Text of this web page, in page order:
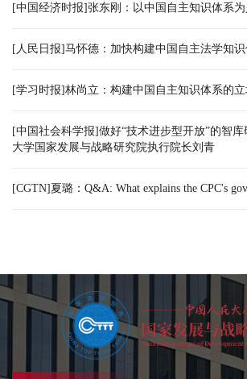
[中国经济时报]张东刚：以中国自主知识体系
[人民日报]马怀德：加快构建中国自主法学知
[学习时报]林尚立：构建中国自主知识体系的
[中国社会科学报]做好“技术进步型开放”的智
大学国家发展与战略研究院执行院长刘青
[CGTN]夏璐：Q&A: What explains the CPC's